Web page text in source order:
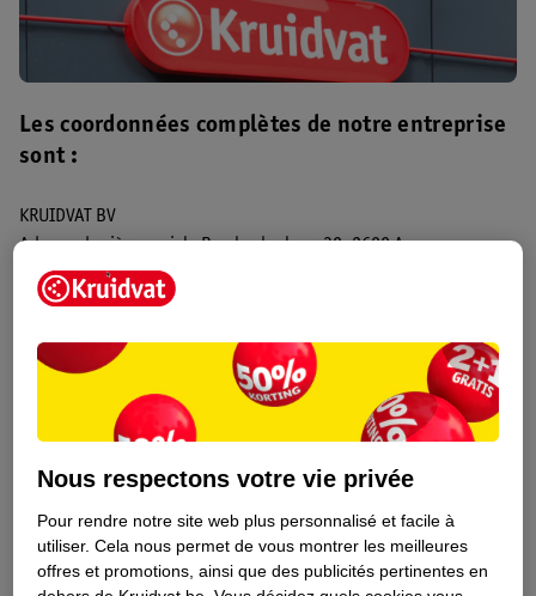
Les coordonnées complètes de notre entreprise
sont :
KRUIDVAT BV
Adresse du siège social : Borsbeeksebrug 30, 2600 Anvers
(Berchem), Belgique
Kruidvat Retail fait partie du groupe AS Watson (Health & Beauty
Continental Europe) BV.
Pour plus d’informations sur AS Watson (Health & Beauty
www.travaillerchezkruidvat.be .
Si vous avez une autre question, veuillez consulter notre Foire Aux
Nous respectons votre vie privée
Pour rendre notre site web plus personnalisé et facile à
utiliser. Cela nous permet de vous montrer les meilleures
offres et promotions, ainsi que des publicités pertinentes en